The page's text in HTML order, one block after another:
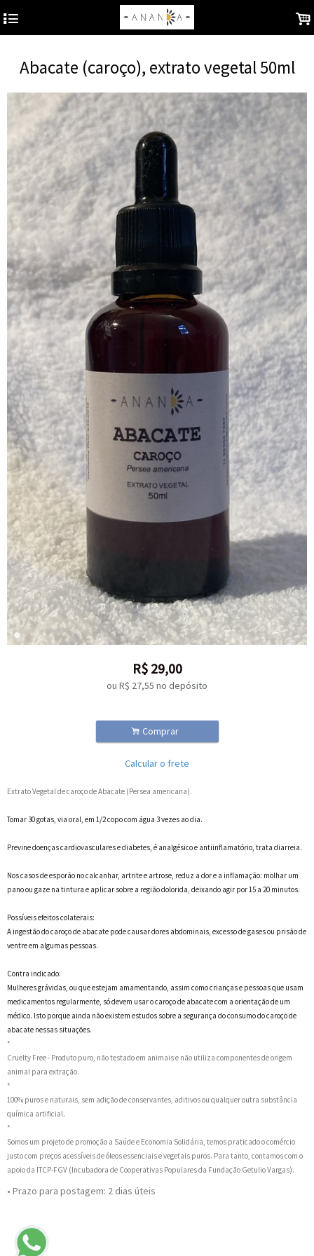
4 .
Abacate (caroço), extrato vegetal 50ml
R$ 29,00
ou R$ 27,55 no depósito
. Comprar
Calcular o frete
Extrato Vegetal de caroço de Abacate (Persea americana).
Tomar 30 gotas, via oral, em 1/2 copo com água 3 vezes ao dia.
Previne doenças cardiovasculares e diabetes, é analgésico e antiinflamatório, trata diarreia.
Nos casos de esporão no calcanhar, artrite e artrose, reduz a dor e a inflamação: molhar um
pano ou gaze na tintura e aplicar sobre a região dolorida, deixando agir por 15 a 20 minutos.
Possíveis efeitos colaterais:
A ingestão do caroço de abacate pode causar dores abdominais, excesso de gases ou prisão de
ventre em algumas pessoas.
Contra indicado:
Mulheres grávidas, ou que estejam amamentando, assim como crianças e pessoas que usam
medicamentos regularmente, só devem usar o caroço de abacate com a orientação de um
médico. Isto porque ainda não existem estudos sobre a segurança do consumo do caroço de
abacate nessas situações.
*
Cruelty Free - Produto puro, não testado em animais e não utiliza componentes de origem
animal para extração.
*
100% puros e naturais, sem adição de conservantes, aditivos ou qualquer outra substância
química artificial.
*
Somos um projeto de promoção a Saúde e Economia Solidária, temos praticado o comércio
justo com preços acessíveis de óleos essenciais e vegetais puros. Para tanto, contamos com o
apoio da ITCP-FGV (Incubadora de Cooperativas Populares da Fundação Getulio Vargas).
• Prazo para postagem: 2 dias úteis